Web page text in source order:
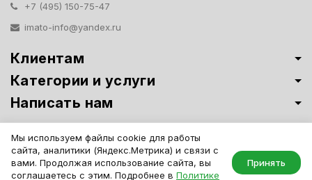
+7 (495) 150-75-47
imato-info@yandex.ru
Клиентам
Категории и услуги
Написать нам
Витрины премиум-класса ИМАТО
Политика обработки персональных
данных
IMATO. Интернет Магазин Торговой И Офисной Мебели. ООО "ИМАТО",
ИНН 7717506114 КПП 771701001, ОГРН 1047796163799
Мы используем файлы cookie для работы
сайта, аналитики (Яндекс.Метрика) и связи с
вами. Продолжая использование сайта, вы
соглашаетесь с этим. Подробнее в Политике
Принять